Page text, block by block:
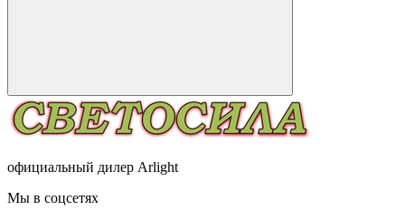
официальный дилер Arlight
Мы в соцсетях